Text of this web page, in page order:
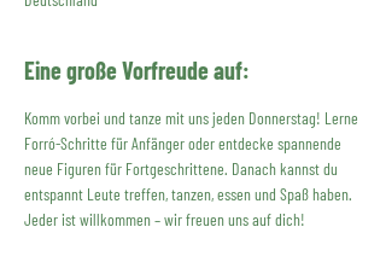
Eine große Vorfreude auf:
Komm vorbei und tanze mit uns jeden Donnerstag! Lerne
Forró-Schritte für Anfänger oder entdecke spannende
neue Figuren für Fortgeschrittene. Danach kannst du
entspannt Leute treffen, tanzen, essen und Spaß haben.
Jeder ist willkommen – wir freuen uns auf dich!